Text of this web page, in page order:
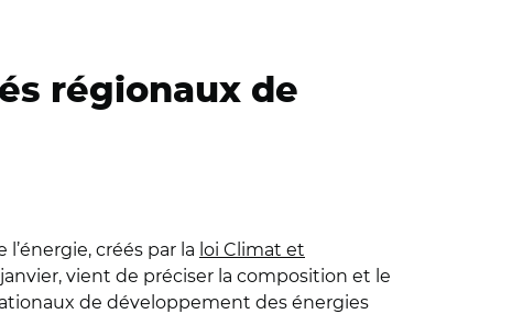
régionaux de
créés par la loi Climat et
janvier, vient de préciser la composition et le
de développement des énergies